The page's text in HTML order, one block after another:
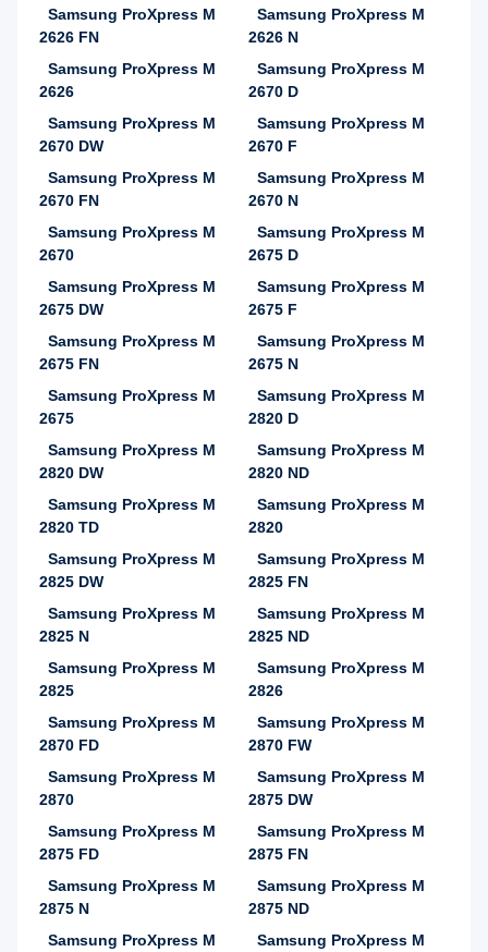
Samsung ProXpress M
2626 FN
Samsung ProXpress M
2626 N
Samsung ProXpress M
2626
Samsung ProXpress M
2670 D
Samsung ProXpress M
2670 DW
Samsung ProXpress M
2670 F
Samsung ProXpress M
2670 FN
Samsung ProXpress M
2670 N
Samsung ProXpress M
2670
Samsung ProXpress M
2675 D
Samsung ProXpress M
2675 DW
Samsung ProXpress M
2675 F
Samsung ProXpress M
2675 FN
Samsung ProXpress M
2675 N
Samsung ProXpress M
2675
Samsung ProXpress M
2820 D
Samsung ProXpress M
2820 DW
Samsung ProXpress M
2820 ND
Samsung ProXpress M
2820 TD
Samsung ProXpress M
2820
Samsung ProXpress M
2825 DW
Samsung ProXpress M
2825 FN
Samsung ProXpress M
2825 N
Samsung ProXpress M
2825 ND
Samsung ProXpress M
2825
Samsung ProXpress M
2826
Samsung ProXpress M
2870 FD
Samsung ProXpress M
2870 FW
Samsung ProXpress M
2870
Samsung ProXpress M
2875 DW
Samsung ProXpress M
2875 FD
Samsung ProXpress M
2875 FN
Samsung ProXpress M
2875 N
Samsung ProXpress M
2875 ND
Samsung ProXpress M
Samsung ProXpress M